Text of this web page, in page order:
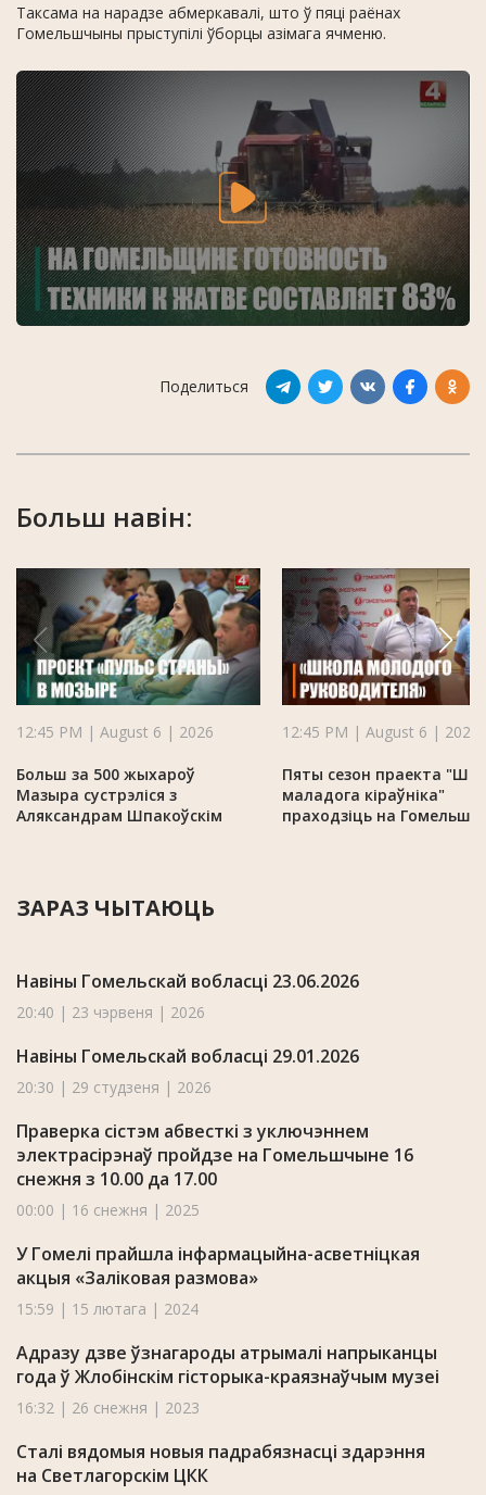
Таксама на нарадзе абмеркавалі, што ў пяці раёнах
Гомельшчыны прыступілі ўборцы азімага ячменю.
Поделиться
Больш навін:
12:45 PM | August 6 | 2026
Больш за 500 жыхароў
Мазыра сустрэліся з
Аляксандрам Шпакоўскім
12:45 PM | August 6 | 2026
Пяты сезон праекта
маладога кіраўніка"
праходзіць на
ЗАРАЗ ЧЫТАЮЦЬ
Навіны Гомельскай вобласці 23.06.2026
20:40 | 23 чэрвеня | 2026
Навіны Гомельскай вобласці 29.01.2026
20:30 | 29 студзеня | 2026
Праверка сістэм абвесткі з уключэннем
электрасірэнаў пройдзе на Гомельшчыне 16
снежня з 10.00 да 17.00
00:00 | 16 снежня | 2025
У Гомелі прайшла інфармацыйна-асветніцкая
акцыя «Заліковая размова»
15:59 | 15 лютага | 2024
Адразу дзве ўзнагароды атрымалі напрыканцы
года ў Жлобінскім гісторыка-краязнаўчым музеі
16:32 | 26 снежня | 2023
Сталі вядомыя новыя падрабязнасці здарэння
на Светлагорскім ЦКК